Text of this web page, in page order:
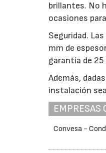
brillantes. No
ocasiones
Seguridad.
mm de
garantía de
Además,
instalación
EMPRESAS
Convesa -